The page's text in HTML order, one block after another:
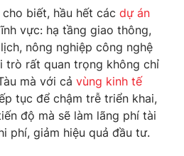
Podcast
Infographic
cho biết, hầu hết các dự án
vực: hạ tầng giao thông,
nông nghiệp công nghệ
trò rất quan trọng không chỉ
mà với cả vùng kinh tế
tục để chậm trễ triển khai,
độ mà sẽ làm lãng phí tài
phí, giảm hiệu quả đầu tư.